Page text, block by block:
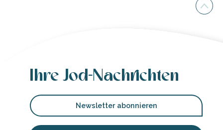
Ihre Jod-Nachrichten
Newsletter abonnieren